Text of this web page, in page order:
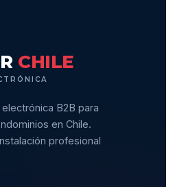
CHILE
B2B para
en Chile.
profesional